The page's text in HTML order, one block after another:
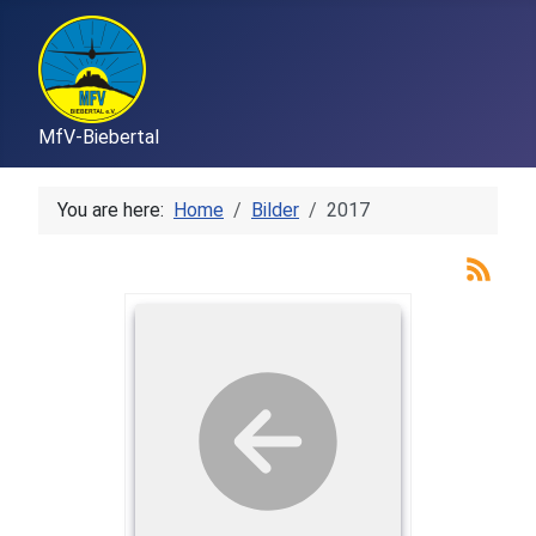
MfV-Biebertal
You are here: Home Bilder 2017